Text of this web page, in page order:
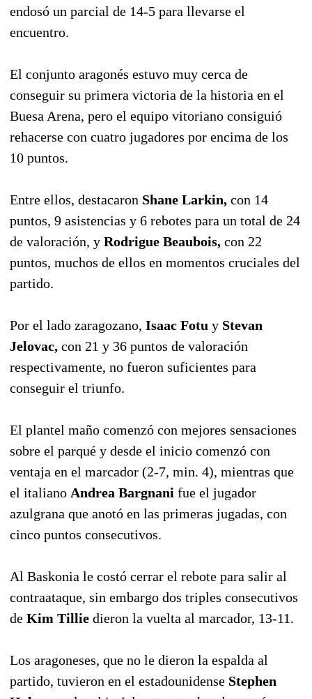
endosó un parcial de 14-5 para llevarse el
encuentro.
El conjunto aragonés estuvo muy cerca de
conseguir su primera victoria de la historia en el
Buesa Arena, pero el equipo vitoriano consiguió
rehacerse con cuatro jugadores por encima de los
10 puntos.
Entre ellos, destacaron Shane Larkin, con 14
puntos, 9 asistencias y 6 rebotes para un total de 24
de valoración, y Rodrigue Beaubois, con 22
puntos, muchos de ellos en momentos cruciales del
partido.
Por el lado zaragozano, Isaac Fotu y Stevan
Jelovac, con 21 y 36 puntos de valoración
respectivamente, no fueron suficientes para
conseguir el triunfo.
El plantel maño comenzó con mejores sensaciones
sobre el parqué y desde el inicio comenzó con
ventaja en el marcador (2-7, min. 4), mientras que
el italiano Andrea Bargnani fue el jugador
azulgrana que anotó en las primeras jugadas, con
cinco puntos consecutivos.
Al Baskonia le costó cerrar el rebote para salir al
contraataque, sin embargo dos triples consecutivos
de Kim Tillie dieron la vuelta al marcador, 13-11.
Los aragoneses, que no le dieron la espalda al
partido, tuvieron en el estadounidense Stephen